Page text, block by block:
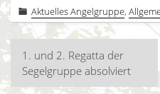
Aktuelles Angelgruppe,
1. und 2. Regatta der
Segelgruppe absolviert